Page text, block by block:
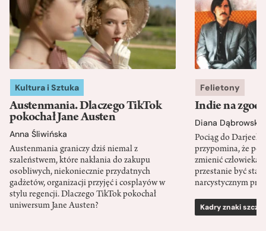
Kultura i Sztuka
Austenmania. Dlaczego TikTok
pokochał Jane Austen
Anna Śliwińska
Austenmania graniczy dziś niemal z
szaleństwem, które nakłania do zakupu
osobliwych, niekoniecznie przydatnych
gadżetów, organizacji przyjęć i cosplayów w
stylu regencji. Dlaczego TikTok pokochał
uniwersum Jane Austen?
Felietony
Indie na
Diana Dąbrowska
Pociąg do
przypomina, że
zmienić człowieka
przestanie być
narcystycznym
Kadry znaki